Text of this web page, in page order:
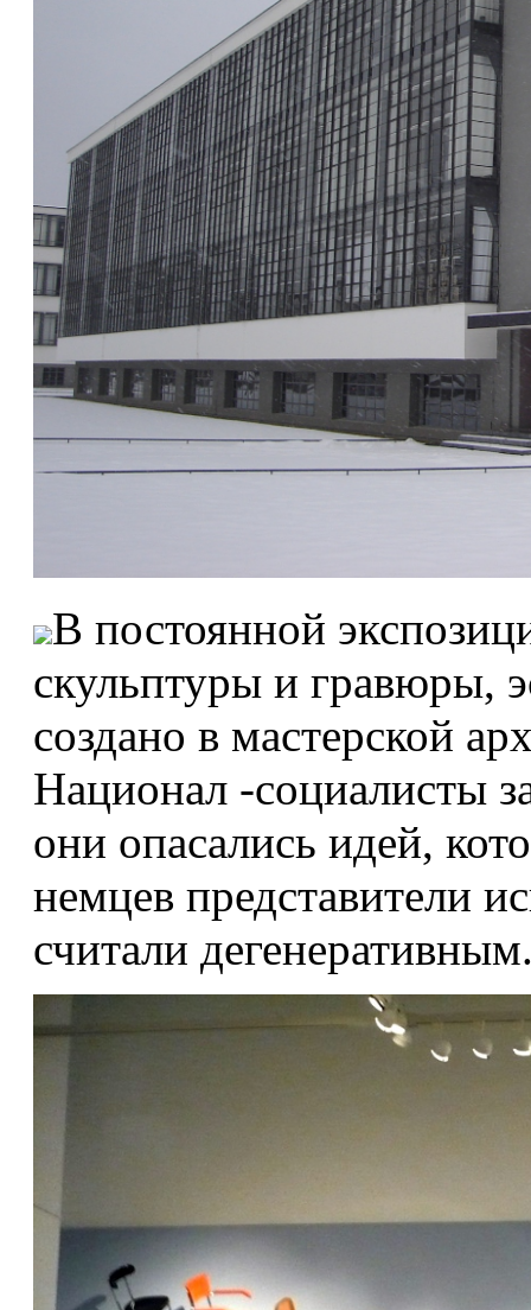
В постоянной
скульптуры и гравюры,
создано в мастерской
Национал -социалисты
они опасались идей,
немцев представители
считали